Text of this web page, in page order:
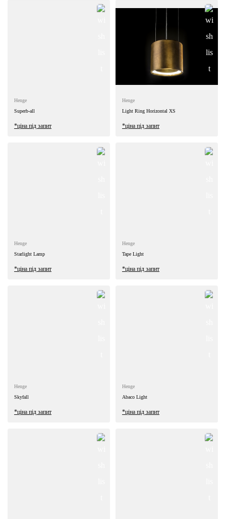
Henge
Superb-all
*ціна під запит
Henge
Light Ring Horizontal XS
*ціна під запит
Henge
Starlight Lamp
*ціна під запит
Henge
Tape Light
*ціна під запит
Henge
Skyfall
*ціна під запит
Henge
Abaco Light
*ціна під запит